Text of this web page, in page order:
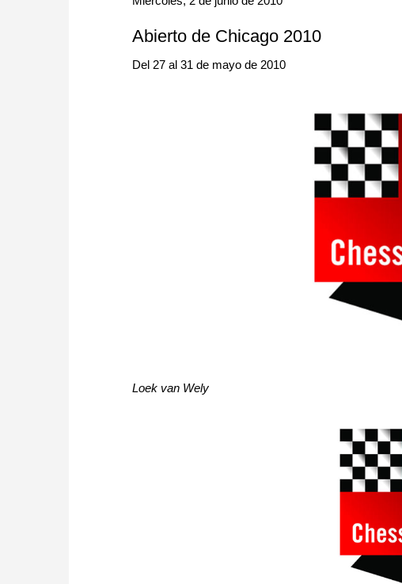
Abierto de Chicago 2010
Del 27 al 31 de mayo de 2010
Loek van Wely